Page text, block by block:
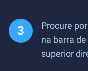
Procure
na barra
superior